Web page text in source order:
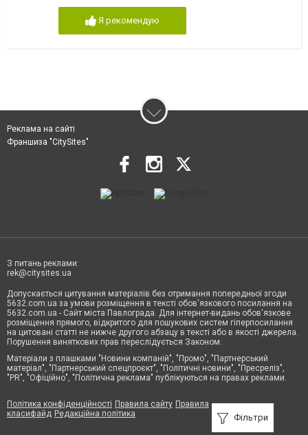
Я рекомендую
Фільтри
Реклама на сайті
Франшиза "CitySites"
З питань реклами:
rek@citysites.ua
Допускається цитування матеріалів без отримання попередньої згоди
5632.com.ua за умови розміщення в тексті обов'язкового посилання на
5632.com.ua - Сайт міста Павлограда. Для інтернет-видань обов'язкове
розміщення прямого, відкритого для пошукових систем гіперпосилання
на цитовані статті не нижче другого абзацу в тексті або в якості джерела.
Порушення виняткових прав переслідується Законом.
Матеріали з плашками "Новини компаній", "Промо", "Партнерський
матеріал", "Партнерський спецпроєкт", "Політичні новини", "Пресреліз",
"PR", "Офіційно", "Політична реклама" публікуються на правах реклами.
Політика конфіденційності Правила сайту Правила
класифайд Редакційна політика